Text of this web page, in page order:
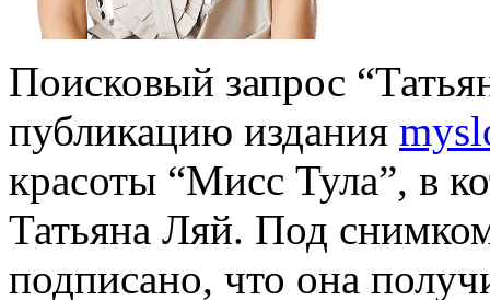
Поисковый запрос
публикацию издания
красоты “Мисс Тула”, в
Татьяна Ляй. Под
подписано, что она